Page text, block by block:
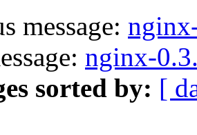
message:
nginx-
sorted by: [